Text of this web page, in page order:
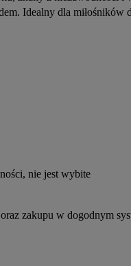
Idealny dla miłośników
nie jest wybite
zakupu w dogodnym